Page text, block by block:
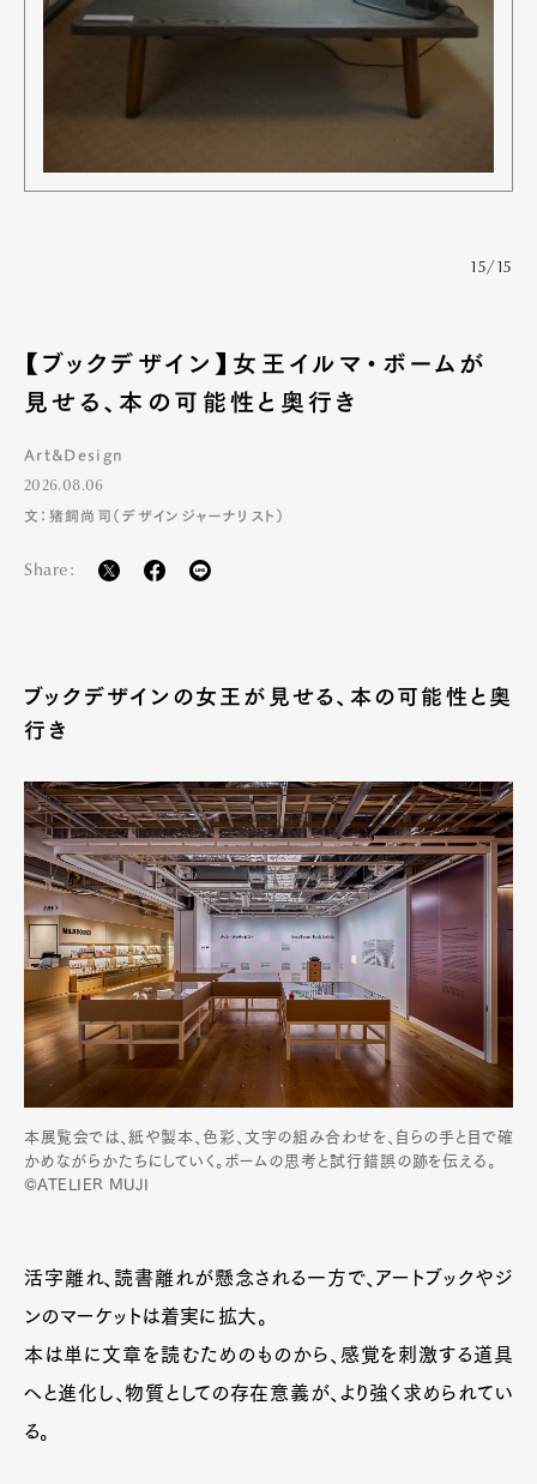
15/15
【ブックデザイン】女王イルマ・ボームが
見せる、本の可能性と奥行き
Art&Design
2026.08.06
文：猪飼尚司（デザインジャーナリスト）
Share:
ブックデザインの女王が見せる、本の可能性と奥
行き
本展覧会では、紙や製本、色彩、文字の組み合わせを、自らの手と目で確
かめながらかたちにしていく。ボームの思考と試行錯誤の跡を伝える。
©ATELIER MUJI
活字離れ、読書離れが懸念される一方で、アートブックやジ
ンのマーケットは着実に拡大。
本は単に文章を読むためのものから、感覚を刺激する道具
へと進化し、物質としての存在意義が、より強く求められてい
る。